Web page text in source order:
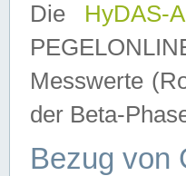
Die HyDAS-
Messwerte
der Beta-
Bezug von